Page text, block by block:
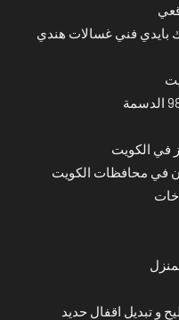
بايدي فني غسالات هندي
في الكويت
في محافظات الكويت
و تبديل اقفال حديد